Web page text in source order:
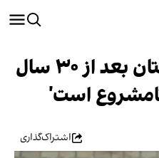
امرالله صالح: پاکستان بعد از ۳۰ سال
است'
اشتراک‌گذاری